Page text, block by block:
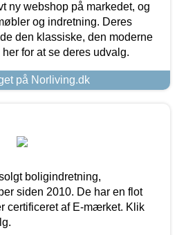
ny webshop på markedet, og
og indretning. Deres
den klassiske, den moderne
for at se deres udvalg.
på Norliving.dk
boligindretning,
siden 2010. De har en flot
certificeret af E-mærket. Klik